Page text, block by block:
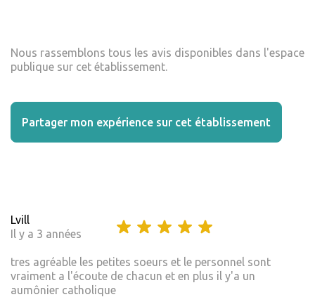
Nous rassemblons tous les avis disponibles dans l'espace
publique sur cet établissement.
Partager mon expérience sur cet établissement
Lvill
Il y a 3 années
tres agréable les petites soeurs et le personnel sont
vraiment a l'écoute de chacun et en plus il y'a un
aumônier catholique